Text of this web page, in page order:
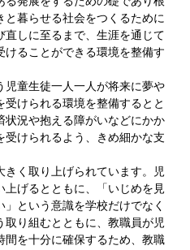
暮らせる社会をつくるために
しに至るまで、生涯を通じて
ることができる環境を整備す
童生徒一人一人が将来に夢や
けられる環境を整備するとと
状況や抱える障がいなどにかか
けられるよう、きめ細かな支
く取り上げられています。児
げるとともに、「いじめを見
という意識を学校だけでなく
り組むとともに、教職員が児
を十分に確保するため、教職